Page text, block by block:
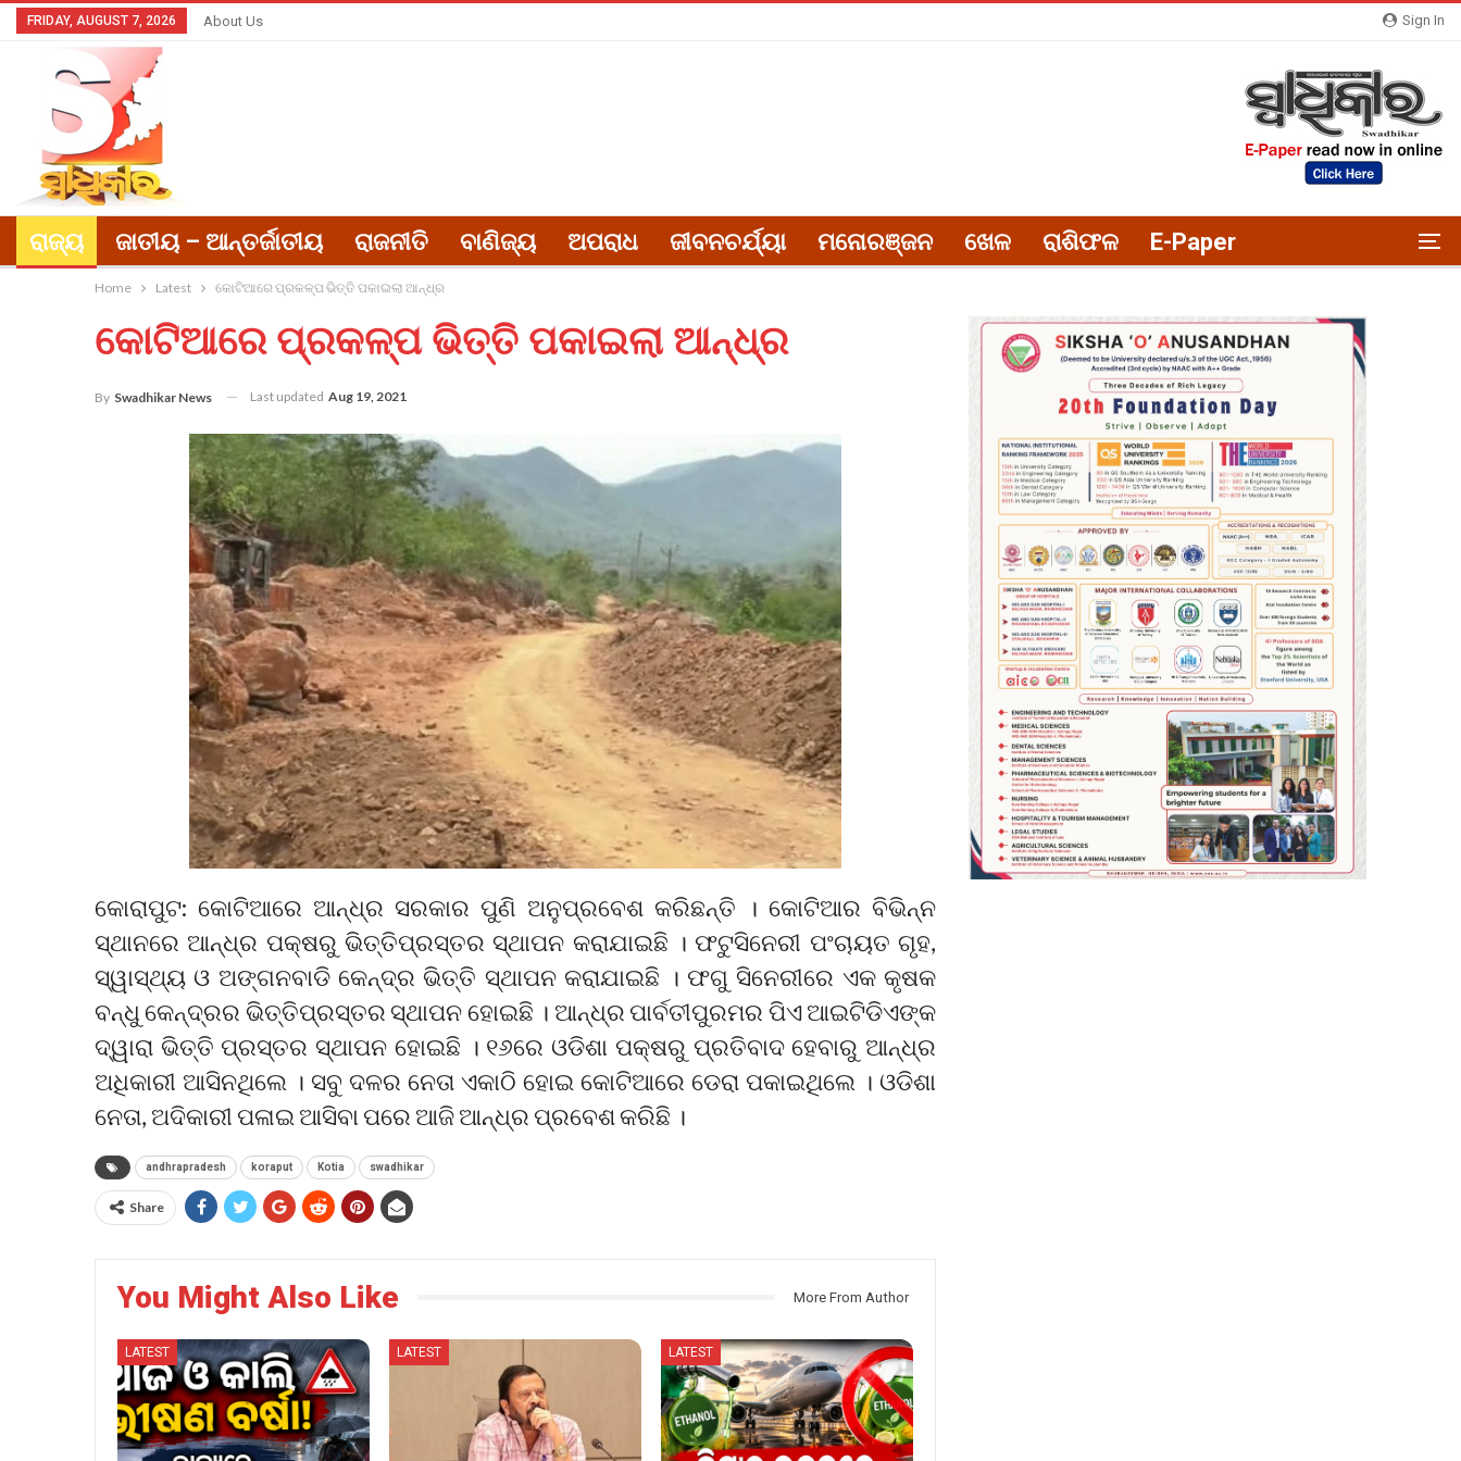
Sign In
FRIDAY, AUGUST 7, 2026 About Us
ରାଜ୍ୟ ଜାତୀୟ – ଆନ୍ତର୍ଜାତୀୟ ରାଜନୀତି ବାଣିଜ୍ୟ ଅପରାଧ ଜୀବନଚର୍ଯ୍ୟା ମନୋରଞ୍ଜନ ଖେଳ ରାଶିଫଳ E-Paper
Home Latest କୋଟିଆରେ ପ୍ରକଳ୍ପ ଭିତ୍ତି ପକାଇଲା ଆନ୍ଧ୍ର
କୋଟିଆରେ ପ୍ରକଳ୍ପ ଭିତ୍ତି ପକାଇଲା ଆନ୍ଧ୍ର
By Swadhikar News Last updated Aug 19, 2021
କୋରାପୁଟ: କୋଟିଆରେ ଆନ୍ଧ୍ର ସରକାର ପୁଣି ଅନୁପ୍ରବେଶ କରିଛନ୍ତି । କୋଟିଆର ବିଭିନ୍ନ
ସ୍ଥାନରେ ଆନ୍ଧ୍ର ପକ୍ଷରୁ ଭିତ୍ତିପ୍ରସ୍ତର ସ୍ଥାପନ କରାଯାଇଛି । ଫଟୁସିନେରୀ ପଂଚାୟତ ଗୃହ,
ସ୍ୱାସ୍ଥ୍ୟ ଓ ଅଙ୍ଗନବାଡି କେନ୍ଦ୍ର ଭିତ୍ତି ସ୍ଥାପନ କରାଯାଇଛି । ଫଗୁ ସିନେରୀରେ ଏକ କୃଷକ
ବନ୍ଧୁ କେନ୍ଦ୍ରର ଭିତ୍ତିପ୍ରସ୍ତର ସ୍ଥାପନ ହୋଇଛି । ଆନ୍ଧ୍ର ପାର୍ବତୀପୁରମର ପିଏ ଆଇଟିଡିଏଙ୍କ
ଦ୍ୱାରା ଭିତ୍ତି ପ୍ରସ୍ତର ସ୍ଥାପନ ହୋଇଛି । ୧୬ରେ ଓଡିଶା ପକ୍ଷରୁ ପ୍ରତିବାଦ ହେବାରୁ ଆନ୍ଧ୍ର
ଅଧିକାରୀ ଆସିନଥିଲେ । ସବୁ ଦଳର ନେତା ଏକାଠି ହୋଇ କୋଟିଆରେ ଡେରା ପକାଇଥିଲେ । ଓଡିଶା
ନେତା, ଅଦିକାରୀ ପଳାଇ ଆସିବା ପରେ ଆଜି ଆନ୍ଧ୍ର ପ୍ରବେଶ କରିଛି ।
andhrapradesh koraput Kotia swadhikar
Share
You Might Also Like More From Author
LATEST LATEST LATEST